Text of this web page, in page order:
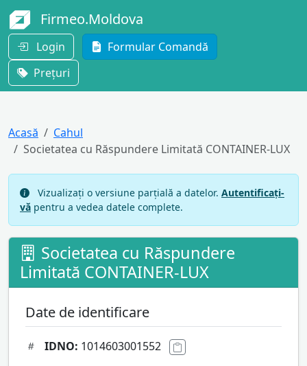
Firmeo.Moldova
Login
Formular Comandă
Prețuri
Acasă
Cahul
Societatea cu Răspundere Limitată CONTAINER-LUX
Vizualizați o versiune parțială a datelor. Autentificați-
vă pentru a vedea datele complete.
Societatea cu Răspundere
Limitată CONTAINER-LUX
Date de identificare
IDNO: 1014603001552